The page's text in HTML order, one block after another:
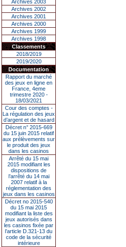
Archives 2003
Archives 2002
Archives 2001
Archives 2000
Archives 1999
Archives 1998
Classements
2018/2019
2019/2020
Documentation
Rapport du marché
des jeux en ligne en
France, 4eme
trimestre 2020 -
18/03/2021
Cour des comptes -
La régulation des jeux
d’argent et de hasard
Décret n° 2015-669
du 15 juin 2015 relatif
aux prélèvements sur
le produit des jeux
dans les casinos
Arrêté du 15 mai
2015 modifiant les
dispositions de
l’arrêté du 14 mai
2007 relatif à la
réglementation des
jeux dans les casinos
Décret no 2015-540
du 15 mai 2015
modifiant la liste des
jeux autorisés dans
les casinos fixée par
l’article D.321-13 du
code de la sécurité
intérieure